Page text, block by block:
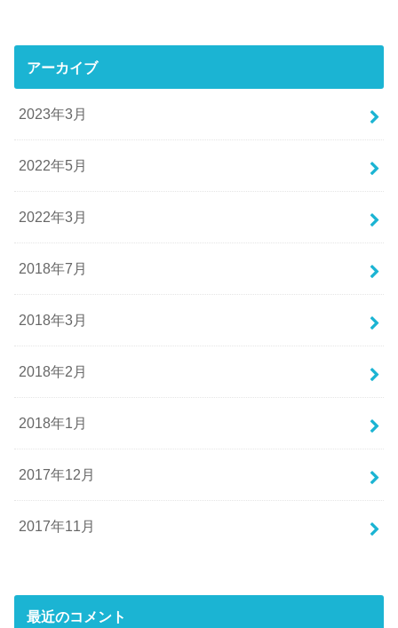
アーカイブ
2023年3月
2022年5月
2022年3月
2018年7月
2018年3月
2018年2月
2018年1月
2017年12月
2017年11月
最近のコメント